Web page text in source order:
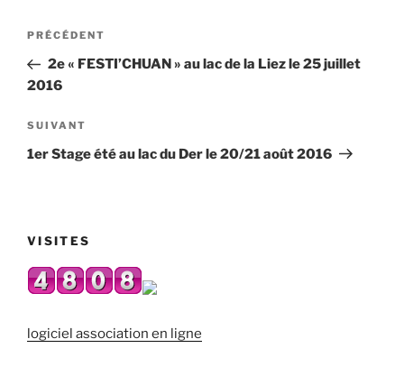
Navigation
l’article
Article
précédent
PRÉCÉDENT
2e « FESTI’CHUAN » au lac de la Liez le 25 juillet
2016
Article
suivant
SUIVANT
1er Stage été au lac du Der le 20/21 août 2016
VISITES
logiciel association en ligne